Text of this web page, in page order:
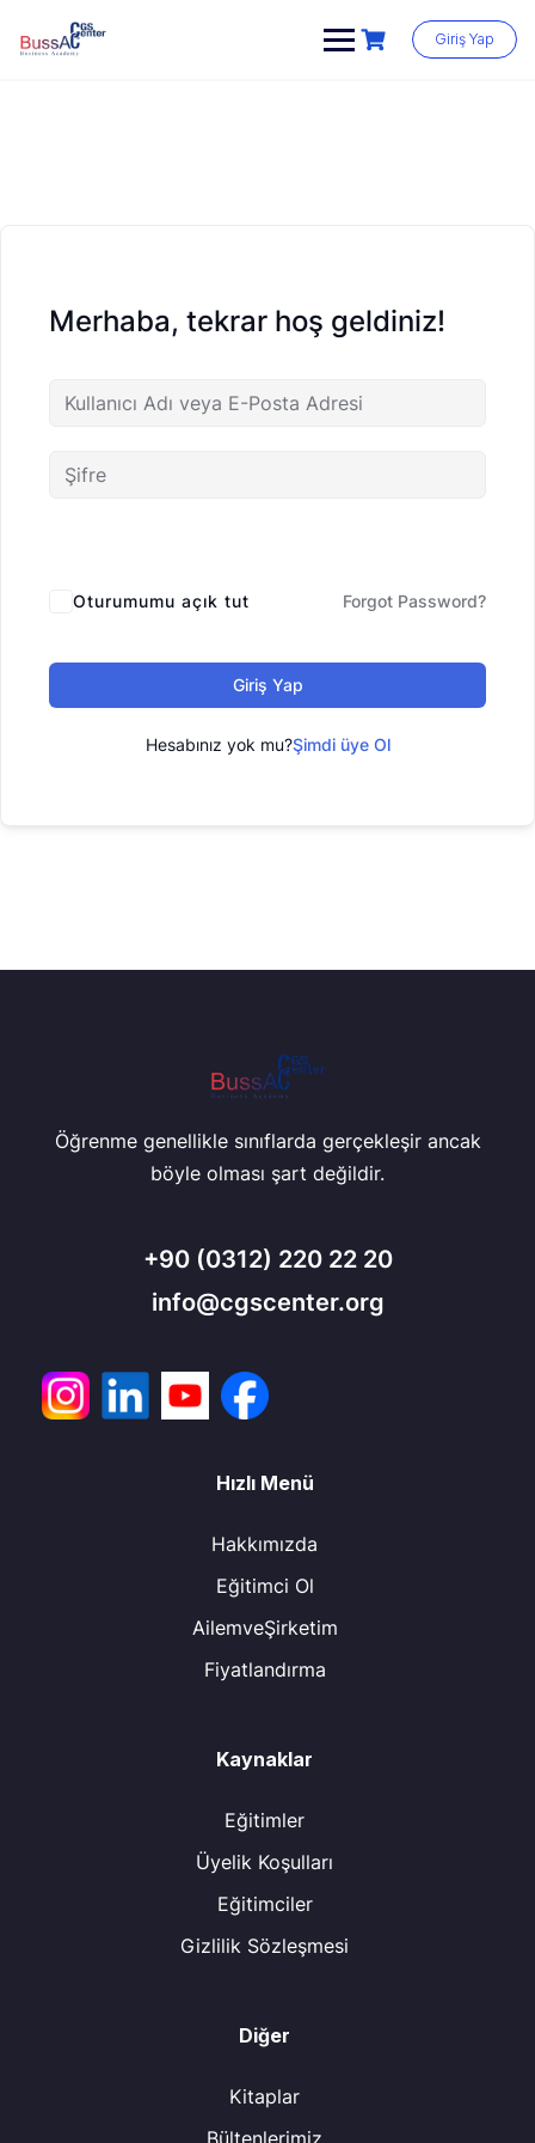
content
Giriş Yap
Merhaba, tekrar hoş geldiniz!
Oturumumu açık tut Forgot Password?
Giriş Yap
Hesabınız yok mu?Şimdi üye Ol
Öğrenme genellikle sınıflarda gerçekleşir ancak
böyle olması şart değildir.
+90 (0312) 220 22 20
info@cgscenter.org
Hızlı Menü
Hakkımızda
Eğitimci Ol
AilemveŞirketim
Fiyatlandırma
Kaynaklar
Eğitimler
Üyelik Koşulları
Eğitimciler
Gizlilik Sözleşmesi
Diğer
Kitaplar
Bültenlerimiz